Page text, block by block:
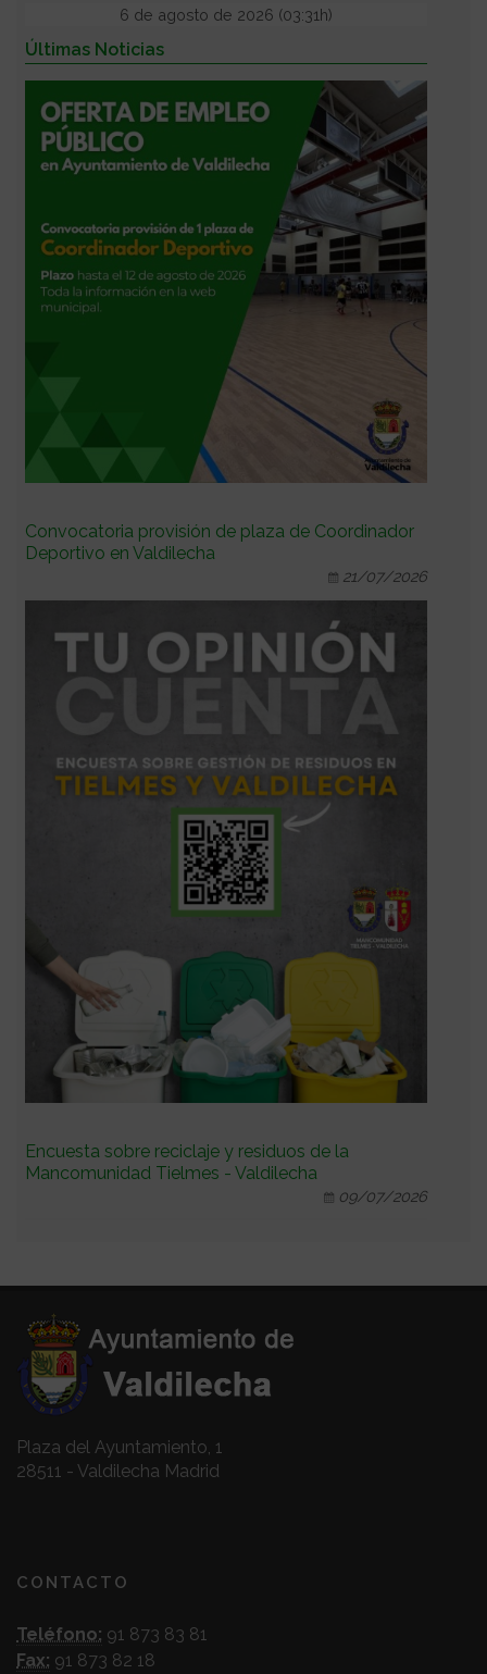
6 de agosto de 2026 (03:31h)
Últimas Noticias
Convocatoria provisión de plaza de Coordinador
Deportivo en Valdilecha
21/07/2026
Encuesta sobre reciclaje y residuos de la
Mancomunidad Tielmes - Valdilecha
09/07/2026
Plaza del Ayuntamiento, 1
28511 - Valdilecha Madrid
CONTACTO
Teléfono: 91 873 83 81
Fax: 91 873 82 18